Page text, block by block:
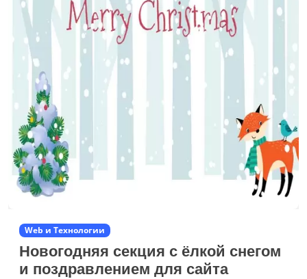
Web и Технологии
Новогодняя секция с ёлкой снегом
и поздравлением для сайта